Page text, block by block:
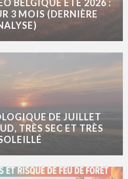
BELGIQUE ÉTÉ 2026 :
3 MOIS (DERNIÈRE
DE JUILLET
TRÈS SEC ET TRÈS